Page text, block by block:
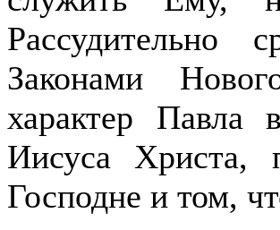
Рассудительно
Законами
характер Павла
Иисуса Христа,
Господне и том,